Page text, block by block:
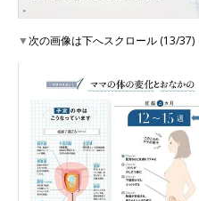
▼次の画像は下へスクロール (13/37)